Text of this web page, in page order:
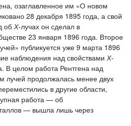
озаглавленное им «О новом
28 декабря 1895 года, а свой
об Х-лучах он сделал в
23 января 1896 года. Второе
публикуется уже 9 марта 1896
наблюдения над свойствами Х-
В целом работа Рентгена над
продолжалась менее двух
в другие области,
работа — об
— вышла лишь через